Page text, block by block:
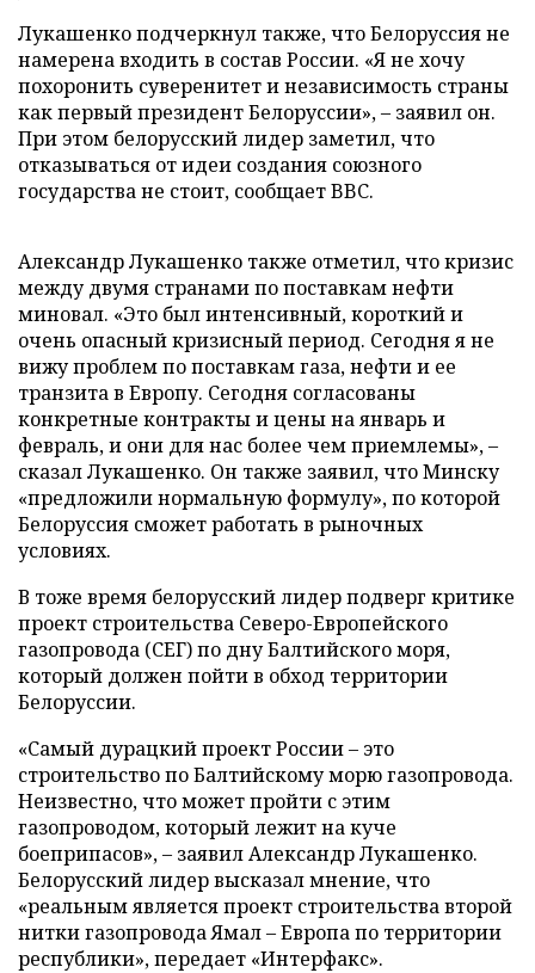
Лукашенко подчеркнул также, что Белоруссия не
намерена входить в состав России. «Я не хочу
похоронить суверенитет и независимость страны
как первый президент Белоруссии», – заявил он.
При этом белорусский лидер заметил, что
отказываться от идеи создания союзного
государства не стоит, сообщает BBC.
Александр Лукашенко также отметил, что кризис
между двумя странами по поставкам нефти
миновал. «Это был интенсивный, короткий и
очень опасный кризисный период. Сегодня я не
вижу проблем по поставкам газа, нефти и ее
транзита в Европу. Сегодня согласованы
конкретные контракты и цены на январь и
февраль, и они для нас более чем приемлемы», –
сказал Лукашенко. Он также заявил, что Минску
«предложили нормальную формулу», по которой
Белоруссия сможет работать в рыночных
условиях.
В тоже время белорусский лидер подверг критике
проект строительства Северо-Европейского
газопровода (СЕГ) по дну Балтийского моря,
который должен пойти в обход территории
Белоруссии.
«Самый дурацкий проект России – это
строительство по Балтийскому морю газопровода.
Неизвестно, что может пройти с этим
газопроводом, который лежит на куче
боеприпасов», – заявил Александр Лукашенко.
Белорусский лидер высказал мнение, что
«реальным является проект строительства второй
нитки газопровода Ямал – Европа по территории
республики», передает «Интерфакс».